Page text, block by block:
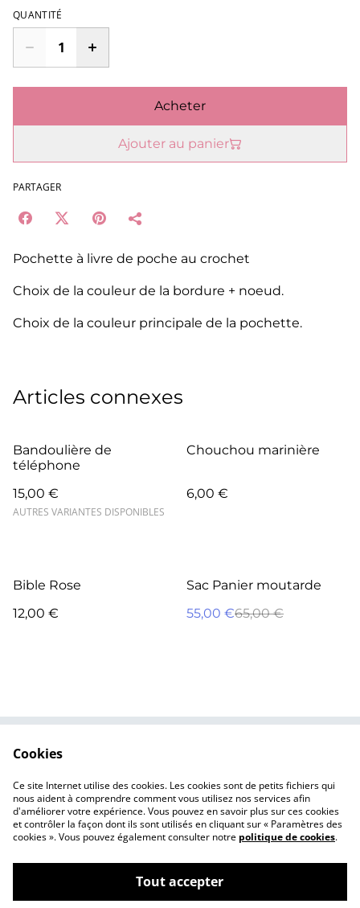
QUANTITÉ
Acheter
Ajouter au panier
PARTAGER
Pochette à livre de poche au crochet
Choix de la couleur de la bordure + noeud.
Choix de la couleur principale de la pochette.
Articles connexes
Bandoulière de
téléphone
15,00 €
AUTRES VARIANTES DISPONIBLES
Chouchou marinière
6,00 €
Bible Rose
12,00 €
%
Sac Panier moutarde
55,00 €65,00 €
Politique de
confidentialité
Politique de cookies
Cookies
Ce site Internet utilise des cookies. Les cookies sont de petits fichiers qui
nous aident à comprendre comment vous utilisez nos services afin
d'améliorer votre expérience. Vous pouvez en savoir plus sur ces cookies
et contrôler la façon dont ils sont utilisés en cliquant sur « Paramètres des
cookies ». Vous pouvez également consulter notre politique de cookies.
Tout accepter